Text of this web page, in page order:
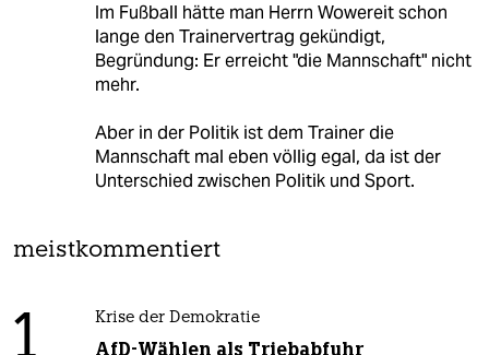
Im Fußball hätte man Herrn Wowereit schon
lange den Trainervertrag gekündigt,
Begründung: Er erreicht "die Mannschaft" nicht
mehr.
Aber in der Politik ist dem Trainer die
Mannschaft mal eben völlig egal, da ist der
Unterschied zwischen Politik und Sport.
meistkommentiert
Krise der Demokratie
AfD-Wählen als Triebabfuhr